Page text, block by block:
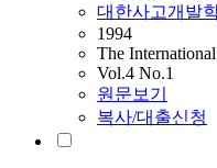
대한사고개발
1994
The
Vol.4 No.1
원문보기
복사/대출신청